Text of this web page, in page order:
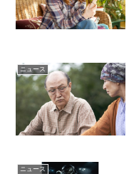
ニュース
ニュース